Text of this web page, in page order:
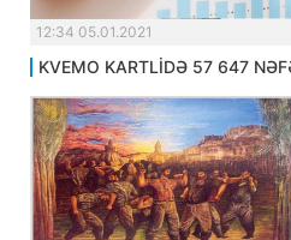
12:34 05.01.2021
KVEMO KARTLİDƏ 57 647